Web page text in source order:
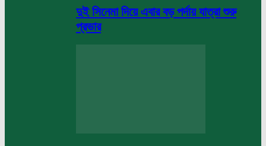
দুই সিনেমা দিয়ে এবার বড় পর্দায় যাত্রা শুরু
প্রভার